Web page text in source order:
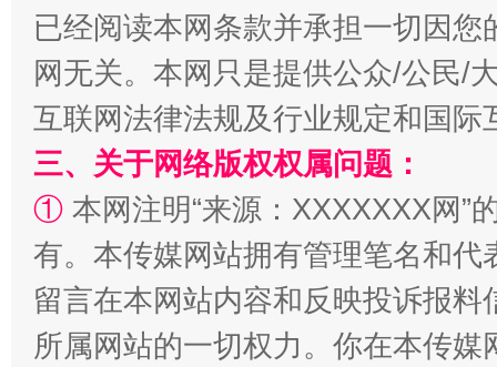
解纷+调解+退费，一次搞定
已经阅读本网条款并承担一切因
网无关。本网只是提供公众/公民/
互联网法律法规及行业规定和国
三、关于网络版权权属问题：
① 本网注明“来源：XXXXXXX网”
有。本传媒网站拥有管理笔名和
留言在本网站内容和反映投诉报
所属网站的一切权力。你在本传